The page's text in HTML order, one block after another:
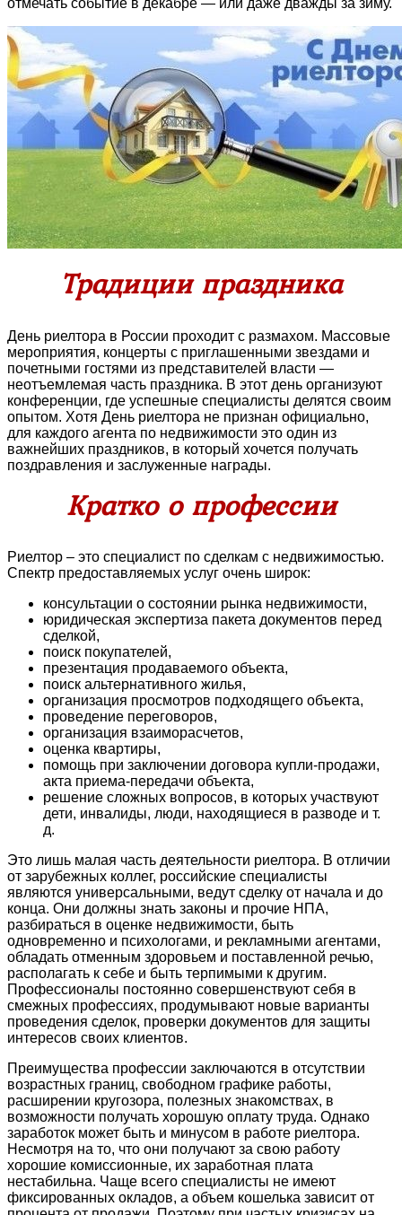
отмечать событие в декабре — или даже дважды за зиму.
Традиции праздника
День риелтора в России проходит с размахом. Массовые
мероприятия, концерты с приглашенными звездами и
почетными гостями из представителей власти —
неотъемлемая часть праздника. В этот день организуют
конференции, где успешные специалисты делятся своим
опытом. Хотя День риелтора не признан официально,
для каждого агента по недвижимости это один из
важнейших праздников, в который хочется получать
поздравления и заслуженные награды.
Кратко о профессии
Риелтор – это специалист по сделкам с недвижимостью.
Спектр предоставляемых услуг очень широк:
консультации о состоянии рынка недвижимости,
юридическая экспертиза пакета документов перед
сделкой,
поиск покупателей,
презентация продаваемого объекта,
поиск альтернативного жилья,
организация просмотров подходящего объекта,
проведение переговоров,
организация взаиморасчетов,
оценка квартиры,
помощь при заключении договора купли-продажи,
акта приема-передачи объекта,
решение сложных вопросов, в которых участвуют
дети, инвалиды, люди, находящиеся в разводе и т.
д.
Это лишь малая часть деятельности риелтора. В отличии
от зарубежных коллег, российские специалисты
являются универсальными, ведут сделку от начала и до
конца. Они должны знать законы и прочие НПА,
разбираться в оценке недвижимости, быть
одновременно и психологами, и рекламными агентами,
обладать отменным здоровьем и поставленной речью,
располагать к себе и быть терпимыми к другим.
Профессионалы постоянно совершенствуют себя в
смежных профессиях, продумывают новые варианты
проведения сделок, проверки документов для защиты
интересов своих клиентов.
Преимущества профессии заключаются в отсутствии
возрастных границ, свободном графике работы,
расширении кругозора, полезных знакомствах, в
возможности получать хорошую оплату труда. Однако
заработок может быть и минусом в работе риелтора.
Несмотря на то, что они получают за свою работу
хорошие комиссионные, их заработная плата
нестабильна. Чаще всего специалисты не имеют
фиксированных окладов, а объем кошелька зависит от